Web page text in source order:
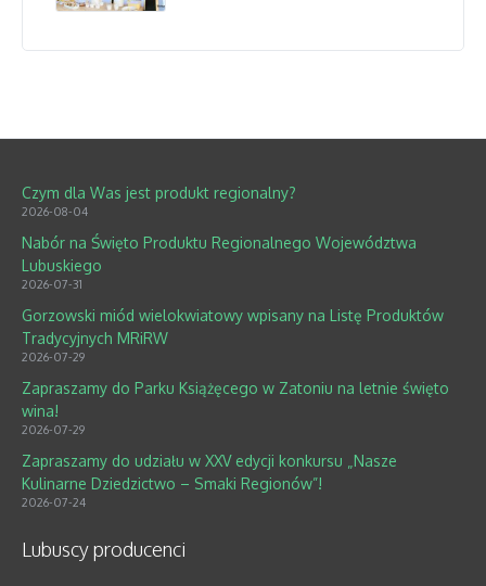
Czym dla Was jest produkt regionalny?
2026-08-04
Nabór na Święto Produktu Regionalnego Województwa
Lubuskiego
2026-07-31
Gorzowski miód wielokwiatowy wpisany na Listę Produktów
Tradycyjnych MRiRW
2026-07-29
Zapraszamy do Parku Książęcego w Zatoniu na letnie święto
wina!
2026-07-29
Zapraszamy do udziału w XXV edycji konkursu „Nasze
Kulinarne Dziedzictwo – Smaki Regionów”!
2026-07-24
Lubuscy producenci